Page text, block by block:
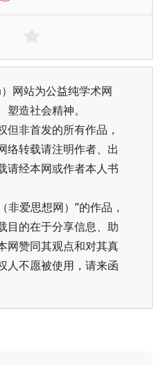
网站为公益纯学术网
造社会精神。
但非首发的所有作品，
络转载请注明作者、出
请经本网或作者本人书
非爱思想网）”的作品，
目的在于分享信息、助
网赞同其观点和对其真
人不愿被使用，请来函